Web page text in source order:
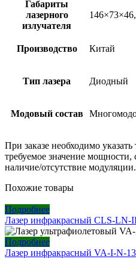
Габариты
лазерного
излучателя
Производство Китай
Тип лазера Диодный
Модовый состав
При заказе необходимо
требуемое значение
наличие/отсутствие модуляции.
Похожие товары
Подробнее
Лазер инфракрасный CLS-LN-
Подробнее
Лазер инфракрасный VA-I-N-